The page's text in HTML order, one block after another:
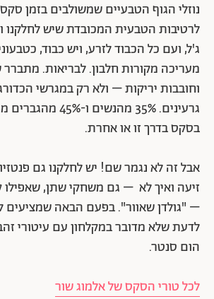
נוזלי הגוף הטבעיים שמשולבים בזמן
לרטיבות הטבעית המכובדת שיש לחלקנו
ג'ל, ועם כל הכבוד לזרע, ויש כבוד,
מעריכה מקורות חלבון. לבריאות. מתברר
וחובבות יריקות – ולא רק במגרשי
גרעינים. 35%
בסקס בדרך זו או אחרת.
אבל זה לא נגמר שם! יש לחלקנו גם
זיעה ואיך לא – גם משחקי שתן, שאפילו
– "גולדן שאוור". בפעם הבאה שמציעים
לדעת שלא מדובר במקלחון עם עיטורי
הום סנטר.
לכל טורי הסקס של אלמוג שור